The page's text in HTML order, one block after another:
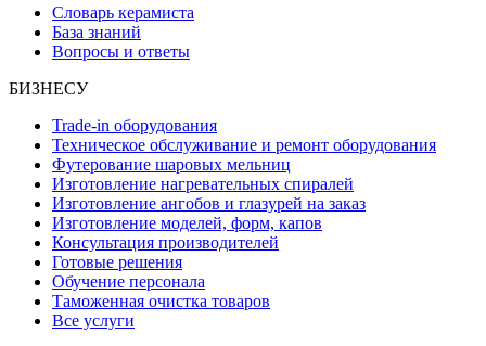
Словарь керамиста
База знаний
Вопросы и ответы
БИЗНЕСУ
Trade-in оборудования
Техническое обслуживание и ремонт оборудования
Футерование шаровых мельниц
Изготовление нагревательных спиралей
Изготовление ангобов и глазурей на заказ
Изготовление моделей, форм, капов
Консультация производителей
Готовые решения
Обучение персонала
Таможенная очистка товаров
Все услуги